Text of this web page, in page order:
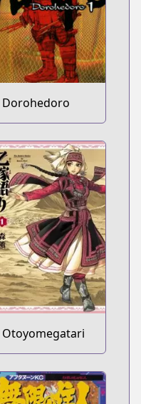
Dorohedoro
Otoyomegatari